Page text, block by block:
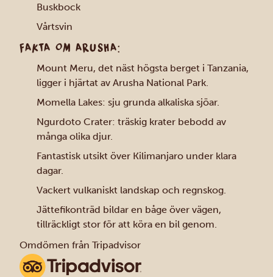
Buskbock
Vårtsvin
FAKTA OM ARUSHA:
Mount Meru, det näst högsta berget i Tanzania,
ligger i hjärtat av Arusha National Park.
Momella Lakes: sju grunda alkaliska sjöar.
Ngurdoto Crater: träskig krater bebodd av
många olika djur.
Fantastisk utsikt över Kilimanjaro under klara
dagar.
Vackert vulkaniskt landskap och regnskog.
Jättefikonträd bildar en båge över vägen,
tillräckligt stor för att köra en bil genom.
Omdömen från Tripadvisor